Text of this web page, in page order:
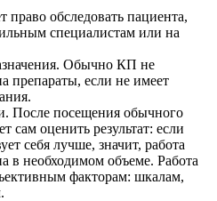
обследовать пациента,
специалистам или на
Обычно КП не
препараты, если не имеет
После посещения обычного
сам оценить результат: если
себя лучше, значит, работа
в необходимом объеме. Работа
факторам: шкалам,